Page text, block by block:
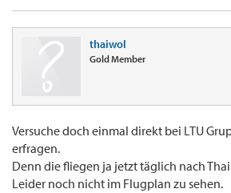
thaiwol
Gold Member
Versuche doch einmal direkt bei LTU
erfragen.
Denn die fliegen ja jetzt täglich nach
Leider noch nicht im Flugplan zu sehen.